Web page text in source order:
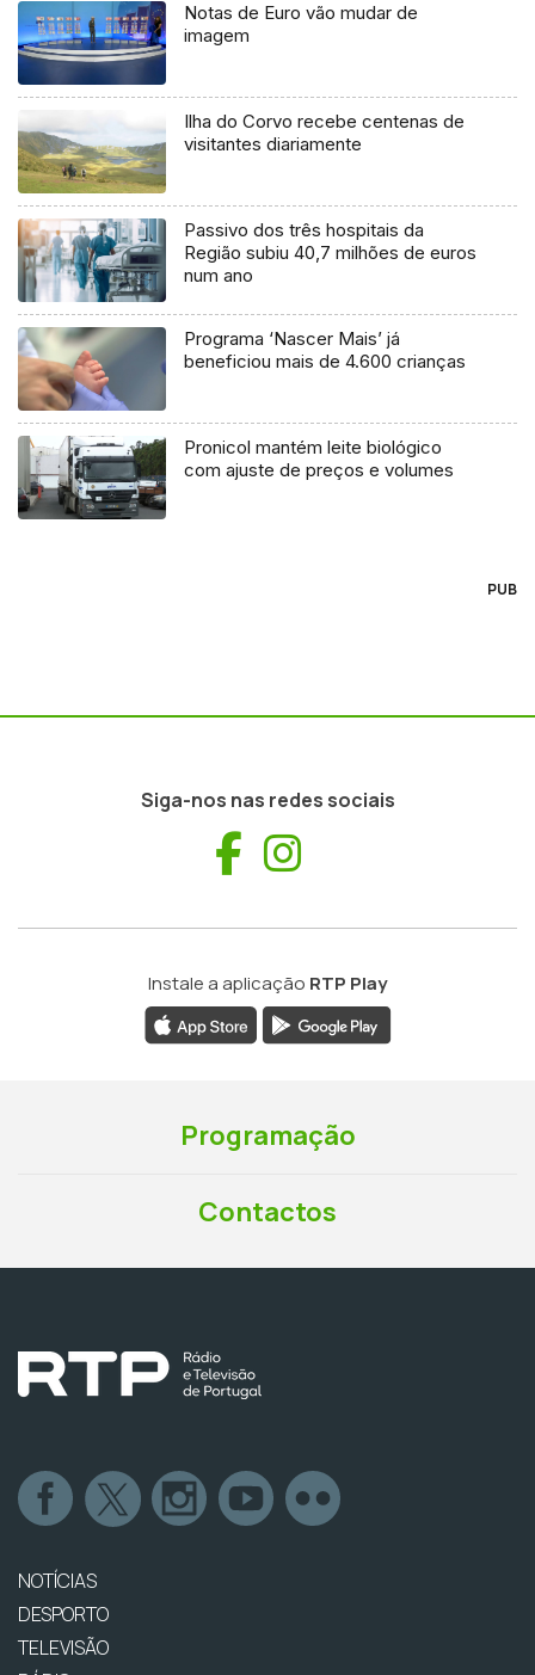
Notas de Euro vão mudar de
imagem
Ilha do Corvo recebe centenas de
visitantes diariamente
Passivo dos três hospitais da
Região subiu 40,7 milhões de euros
num ano
Programa ‘Nascer Mais’ já
beneficiou mais de 4.600 crianças
Pronicol mantém leite biológico
com ajuste de preços e volumes
PUB
Siga-nos nas redes sociais
Facebook
Instale a aplicação RTP Play
Programação
Contactos
NOTÍCIAS
DESPORTO
TELEVISÃO